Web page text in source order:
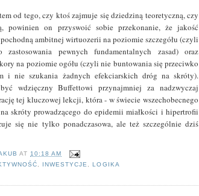
od tego, czy ktoś zajmuje się dziedziną teoretyczną, czy
powinien on przyswoić sobie przekonanie, że jakość
ambitnej wirtuozerii na poziomie szczegółu (czyli
zastosowania pewnych fundamentalnych zasad) oraz
na poziomie ogółu (czyli nie buntowania się przeciwko
i nie szukania żadnych efekciarskich dróg na skróty).
wdzięczny Buffettowi przynajmniej za nadzwyczaj
tej kluczowej lekcji, która - w świecie wszechobecnego
skróty prowadzącego do epidemii miałkości i hipertrofii
się nie tylko ponadczasowa, ale też szczególnie dziś
AT10:18 AM
INWESTYCJE ,LOGIKA